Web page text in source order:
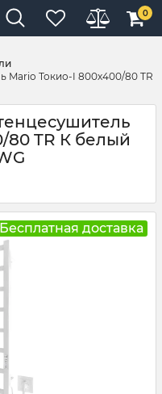
0
Mario Токио-I 800х400/80 TR
80 TR К белый
доставка